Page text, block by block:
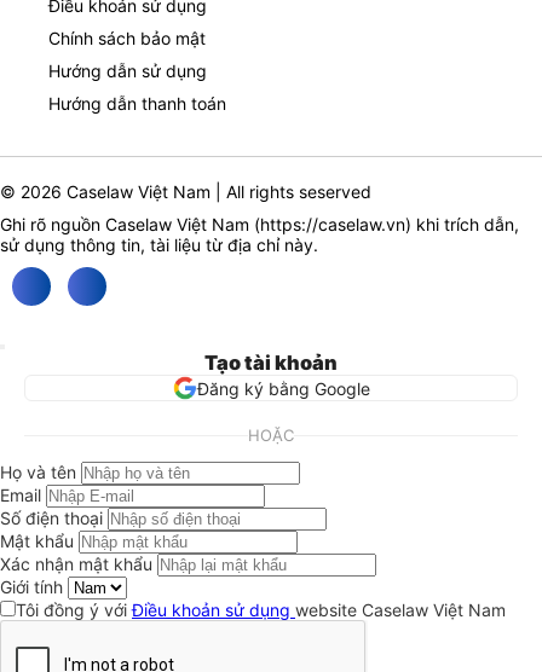
Điều khoản sử dụng
Chính sách bảo mật
Hướng dẫn sử dụng
Hướng dẫn thanh toán
© 2026 Caselaw Việt Nam | All rights seserved
Ghi rõ nguồn Caselaw Việt Nam (https://caselaw.vn) khi trích dẫn,
sử dụng thông tin, tài liệu từ địa chỉ này.
Tạo tài khoản
Đăng ký bằng Google
HOẶC
Họ và tên
Email
Số điện thoại
Mật khẩu
Xác nhận mật khẩu
Giới tính
Tôi đồng ý vớiĐiều khoản sử dụng website Caselaw Việt Nam